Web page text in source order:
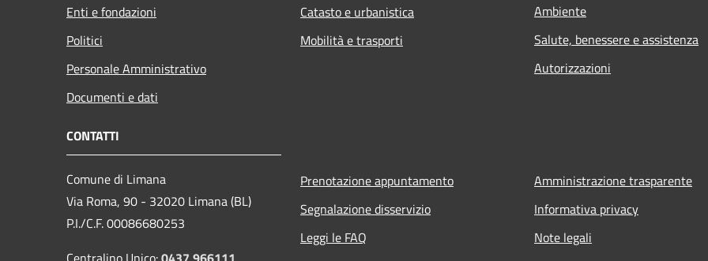
Enti e fondazioni
Politici
Personale Amministrativo
Documenti e dati
Catasto e urbanistica
Mobilità e trasporti
Ambiente
Salute, benessere e assistenza
Autorizzazioni
CONTATTI
Comune di Limana
Via Roma, 90 - 32020 Limana (BL)
P.I./C.F. 00086680253
Prenotazione appuntamento
Segnalazione disservizio
Leggi le FAQ
Amministrazione trasparente
Informativa privacy
Note legali